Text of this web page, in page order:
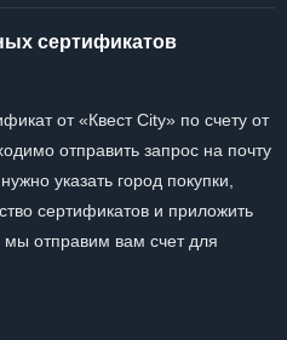
сертификатов
от «Квест City» по счету от
отправить запрос на почту
указать город покупки,
сертификатов и приложить
мы отправим вам счет для